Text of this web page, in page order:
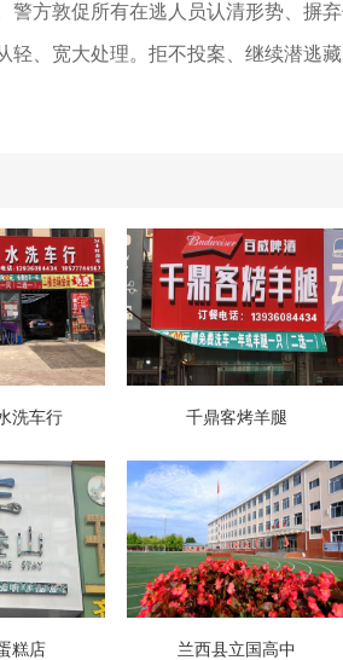
警方敦促所有在逃人员认清形势、摒
轻、宽大处理。拒不投案、继续潜逃
洗车行 千鼎客烤羊腿
糕店 兰西县立国高中